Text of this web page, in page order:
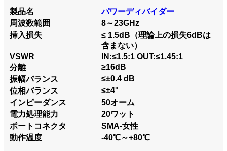
製品名
パワーディバイダー
周波数範囲
8～23GHz
挿入損失
≤ 1.5dB（理論上の損失6dBは
含まない）
VSWR
IN:≤1.5:1 OUT:≤1.45:1
分離
≥16dB
振幅バランス
≤±0.4 dB
位相バランス
≤±4°
インピーダンス
50オーム
電力処理能力
20ワット
ポートコネクタ
SMA-女性
動作温度
-40℃～+80℃